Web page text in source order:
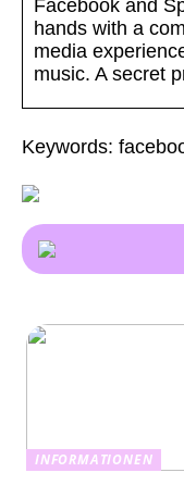
Facebook and
hands with a
media
music. A secret
Keywords:
INFORMATIONEN